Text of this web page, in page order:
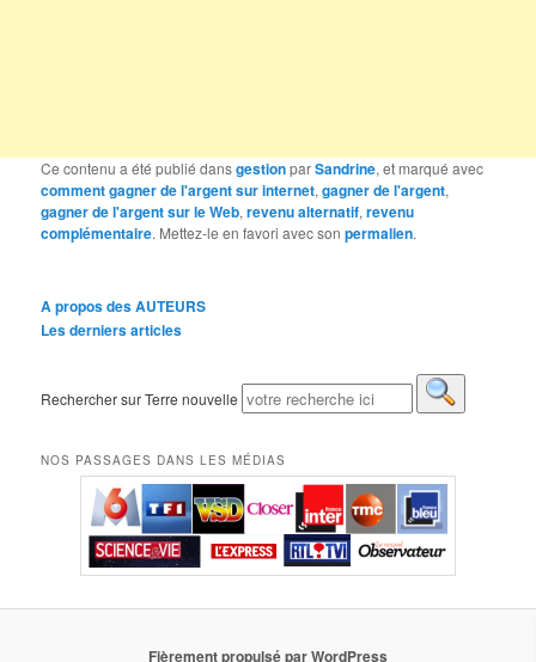
Ce contenu a été publié dansgestionparSandrine, et marqué avec
comment gagner de l'argent sur internet,gagner de l'argent,
gagner de l'argent sur le Web,revenu alternatif,revenu
complémentaire. Mettez-le en favori avec sonpermalien.
A propos des AUTEURS
Les derniers articles
Rechercher sur Terre nouvelle
NOS PASSAGES DANS LES MÉDIAS
Fièrement propulsé par WordPress